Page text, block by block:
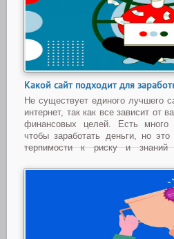
Какой сайт подходит для
Не существует единого лучшего
интернет, так как все зависит от
финансовых целей. Есть много
чтобы заработать деньги, но
терпимости к риску и знаний
дальше »